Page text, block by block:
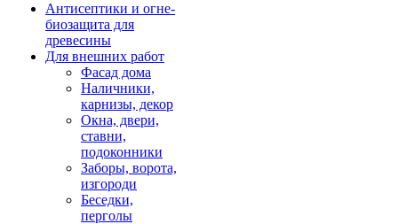
Антисептики и огне-
биозащита для
древесины
Для внешних работ
Фасад дома
Наличники,
карнизы, декор
Окна, двери,
ставни,
подоконники
Заборы, ворота,
изгороди
Беседки,
перголы